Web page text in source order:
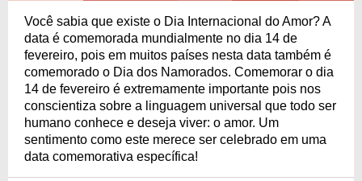
Você sabia que existe o Dia Internacional do Amor? A
data é comemorada mundialmente no dia 14 de
fevereiro, pois em muitos países nesta data também é
comemorado o Dia dos Namorados. Comemorar o dia
14 de fevereiro é extremamente importante pois nos
conscientiza sobre a linguagem universal que todo ser
humano conhece e deseja viver: o amor. Um
sentimento como este merece ser celebrado em uma
data comemorativa específica!